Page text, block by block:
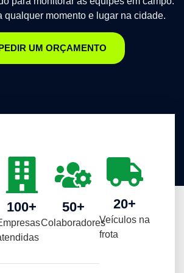
qualquer momento e lugar na cidade.
UM ORÇAMENTO
100+
Colaboradores
50+
Veículos na
frota
20+